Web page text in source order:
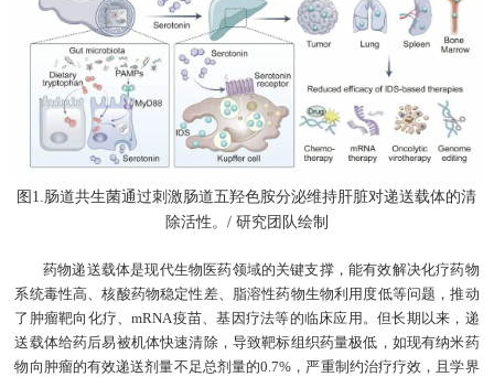
图1.肠道共生菌通过刺激肠道五羟色胺分泌维持肝脏对递送载体的清
除活性。/ 研究团队绘制
药物递送载体是现代生物医药领域的关键支撑，能有效解决化疗药物
系统毒性高、核酸药物稳定性差、脂溶性药物生物利用度低等问题，推动
了肿瘤靶向化疗、mRNA疫苗、基因疗法等的临床应用。但长期以来，递
送载体给药后易被机体快速清除，导致靶标组织药量极低，如现有纳米药
物向肿瘤的有效递送剂量不足总剂量的0.7%，严重制约治疗疗效，且学界